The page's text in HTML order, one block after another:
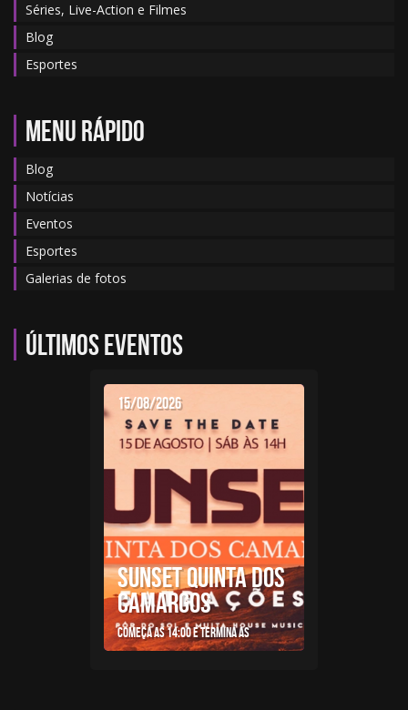
Séries, Live-Action e Filmes
Blog
Esportes
MENU RÁPIDO
Blog
Notícias
Eventos
Esportes
Galerias de fotos
Últimos eventos
15/08/2026
SUNSET QUINTA DOS
CAMARGOS
Começa as 14:00 e termina as